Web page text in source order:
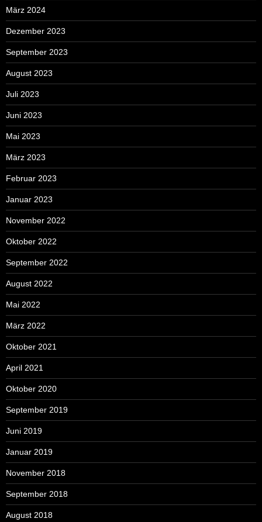
März 2024
Dezember 2023
September 2023
August 2023
Juli 2023
Juni 2023
Mai 2023
März 2023
Februar 2023
Januar 2023
November 2022
Oktober 2022
September 2022
August 2022
Mai 2022
März 2022
Oktober 2021
April 2021
Oktober 2020
September 2019
Juni 2019
Januar 2019
November 2018
September 2018
August 2018